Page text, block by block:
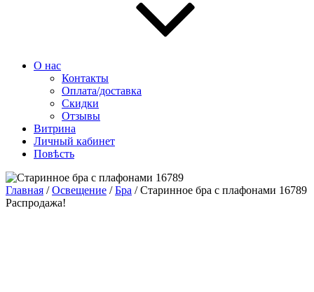
О нас
Контакты
Оплата/доставка
Скидки
Отзывы
Витрина
Личный кабинет
Повѣсть
Главная /Освещение /Бра / Старинное бра с плафонами 16789
Распродажа!